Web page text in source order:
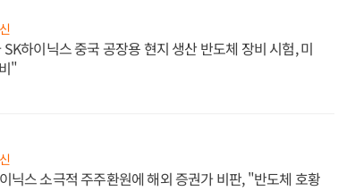
하이닉스 중국 공장용 현지 생산 반도체 장비 시험, 미
"
닉스 소극적 주주환원에 해외 증권가 비판, "반도체 호황